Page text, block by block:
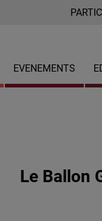
EVENEMENTS
Le Ballon